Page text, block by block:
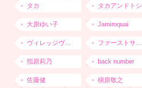
タカ タカアンドトシ
大原ゆい子 Jamiroquai
ヴィレッジヴァンガード ファーストサマーウイカ
指原莉乃 back number
佐藤健 槇原敬之